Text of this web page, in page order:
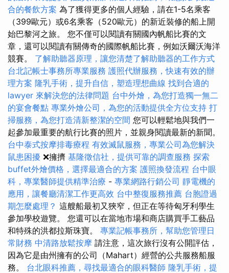
合的餐飲方案 為了獲得更多的個人經驗，請在1-5名乘客
（399歐元）或6名乘客（520歐元）的新近裝修的船上開
始巴黎河之旅。 您不僅可以閱讀有關國內帆船比賽的文
章，還可以閱讀有關傳奇的國際帆船比賽，例如沃爾沃海洋
競賽。 了解助聽器原理，讓您清楚了解助聽器的工作方式
台北記帳士事務所專業服務 護照代辦服務，快速有效的辦
理方案 隆乳手術，提升自信，塑造理想曲線 找到合適的
lawyer 來解決您的法律問題 台中外燴，為您打造獨一無二
的宴會餐點 專業外燴公司，為您的活動提供全方位支持 打
掃服務，為您打造清新整潔的空間 您可以輕鬆地與我們一
起參加最重要的航行比賽的照片，並親身閱讀最新的新聞。
台中泰式按摩排毒療程 有效滅鼠服務，專業公司為您解決
鼠患困擾 ❌擁擠 基隆徵信社，提供可靠的調查服務 探索
buffet外燴價格，選擇最適合的方案 護照換發流程 台中眼
科，專業醫師提供精準治療 - 專業網路行銷公司 靜電機的
應用，讓餐廳清潔工作更高效 台中整復服務推薦 台胞證過
期怎麼處理？ 這艘船最初又狹窄，但正在等待匈牙利學生
參加學校遊覽。 您還可以在當地市場和商店購買手工藝品
和特殊的洪都拉斯珠寶。 專業記帳事務所，幫助您管理日
常財務 中清路放鬆按摩 請注意，這次旅行沒有公開評估，
因為它是由州擁有的公司（Mahart）經營的公共服務船服
務。 台北眼科推薦，尋找最適合的眼科醫師 隆乳手術，提